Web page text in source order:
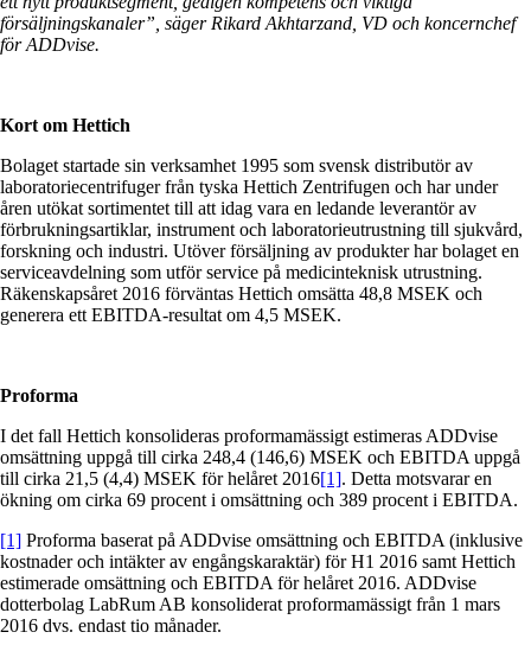
försäljningskanaler”, säger Rikard Akhtarzand, VD och koncernchef
för ADDvise.
Kort om Hettich
Bolaget startade sin verksamhet 1995 som svensk distributör av
laboratoriecentrifuger från tyska Hettich Zentrifugen och har under
åren utökat sortimentet till att idag vara en ledande leverantör av
förbrukningsartiklar, instrument och laboratorieutrustning till sjukvård,
forskning och industri. Utöver försäljning av produkter har bolaget en
serviceavdelning som utför service på medicinteknisk utrustning.
Räkenskapsåret 2016 förväntas Hettich omsätta 48,8 MSEK och
generera ett EBITDA-resultat om 4,5 MSEK.
Proforma
I det fall Hettich konsolideras proformamässigt estimeras ADDvise
omsättning uppgå till cirka 248,4 (146,6) MSEK och EBITDA uppgå
till cirka 21,5 (4,4) MSEK för helåret 2016[1]. Detta motsvarar en
ökning om cirka 69 procent i omsättning och 389 procent i EBITDA.
[1] Proforma baserat på ADDvise omsättning och EBITDA (inklusive
kostnader och intäkter av engångskaraktär) för H1 2016 samt Hettich
estimerade omsättning och EBITDA för helåret 2016. ADDvise
dotterbolag LabRum AB konsoliderat proformamässigt från 1 mars
2016 dvs. endast tio månader.